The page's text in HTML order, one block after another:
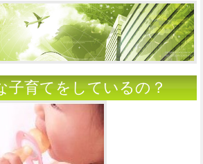
子育てをしているの？